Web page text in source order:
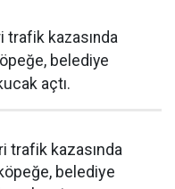
kazasında
belediye
açtı.
trafik kazasında
belediye